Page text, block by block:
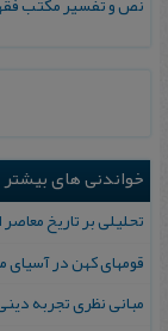
خواندنی های بیشتر
تحلیلی‌ بر تاریخ‌
ق‍وم‍ه‍ای‌ ک‍ه‍ن‌ در آس‍ی‍ای‌
مبانی‌ نظری‌ تجربه‌